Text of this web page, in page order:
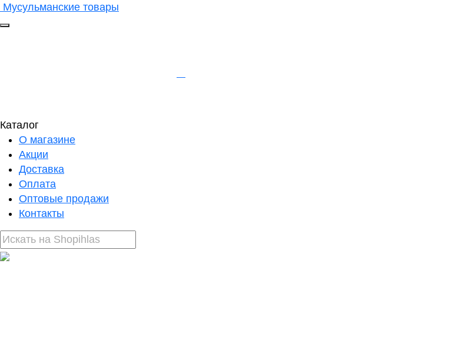
Мусульманские товары
Каталог
О магазине
Акции
Доставка
Оплата
Оптовые продажи
Контакты